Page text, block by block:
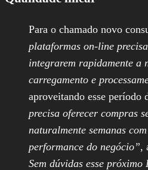
Para o chamado novo
plataformas on-line
integrarem rapidamente a
carregamento e
aproveitando esse período
precisa oferecer compras
naturalmente semanas
performance do negócio”,
Sem dúvidas esse